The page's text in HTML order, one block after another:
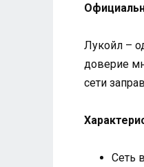
Лукойл –
доверие
сети
Сеть